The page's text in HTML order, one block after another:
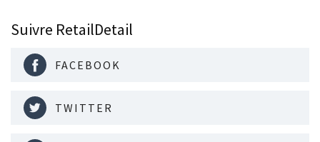
Suivre RetailDetail
FACEBOOK
TWITTER